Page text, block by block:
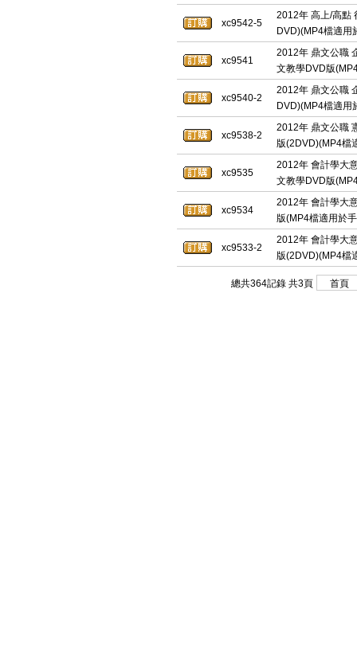
xc9542-5
2012年 高上/高點
DVD)(MP4檔適用
xc9541
2012年 鼎文公職
文教學DVD版
xc9540-2
2012年 鼎文公職
DVD)(MP4檔適用
xc9538-2
2012年 鼎文公職
版(2DVD)(MP4檔
xc9535
2012年 會計學大
文教學DVD版
xc9534
2012年 會計學大
版(MP4檔適用於
xc9533-2
2012年 會計學大
版(2DVD)(MP4檔
總共364記錄 共3頁